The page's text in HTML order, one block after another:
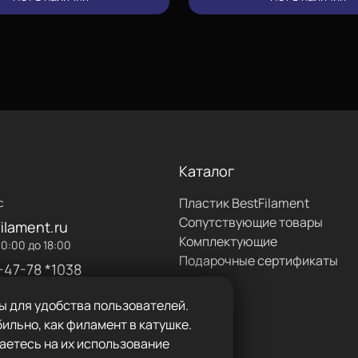
12%
до 18:00
78 *1038
Каталог
Пластик BestFilament
Сопутствующие товары
Комплектующие
Подарочные сертификаты
для удобства пользователей.
как филамент в катушке.
на их использование